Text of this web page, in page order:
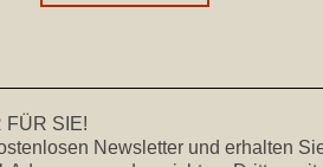
FÜR SIE!
Newsletter und erhalten